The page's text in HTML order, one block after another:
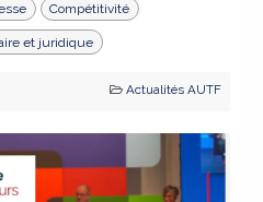
Compétitivité
et juridique
Actualités AUTF